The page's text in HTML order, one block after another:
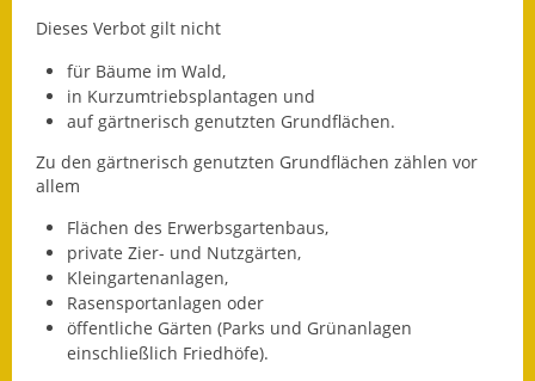
Stellenausschreibungen
Zahlen und Fakten
Rathaus
Bauhof Notzingen
Behördenadressen
Dieses Verbot gilt nicht
für Bäume im Wald,
in Kurzumtriebsplantagen und
auf gärtnerisch genutzten Grundflächen.
Zu den gärtnerisch genutzten Grundflächen zählen vor
allem
Flächen des Erwerbsgartenbaus,
private Zier- und Nutzgärten,
Kleingartenanlagen,
Rasensportanlagen oder
öffentliche Gärten (Parks und Grünanlagen
einschließlich Friedhöfe).